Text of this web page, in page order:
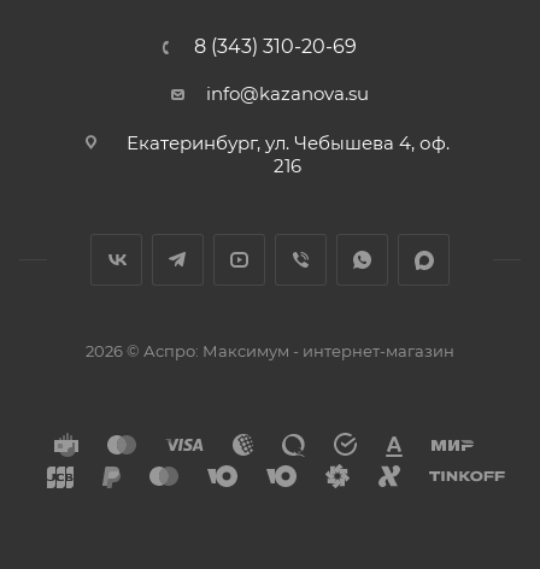
8 (343) 310-20-69
info@kazanova.su
Екатеринбург, ул. Чебышева 4, оф.
216
2026 © Аспро: Максимум - интернет-магазин